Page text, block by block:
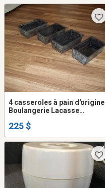
4 casseroles à pain d'origine
Boulangerie Lacasse
225 $